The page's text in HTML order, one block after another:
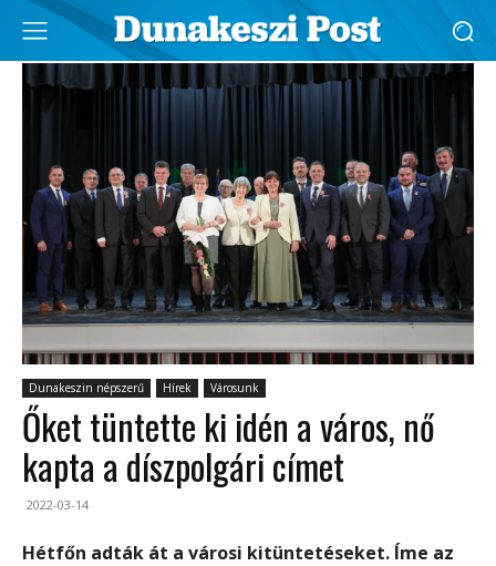
Dunakeszin népszerű Hírek Városunk
Őket tüntette ki idén a város, nő
kapta a díszpolgári címet
2022-03-14
Hétfőn adták át a városi kitüntetéseket. Íme az